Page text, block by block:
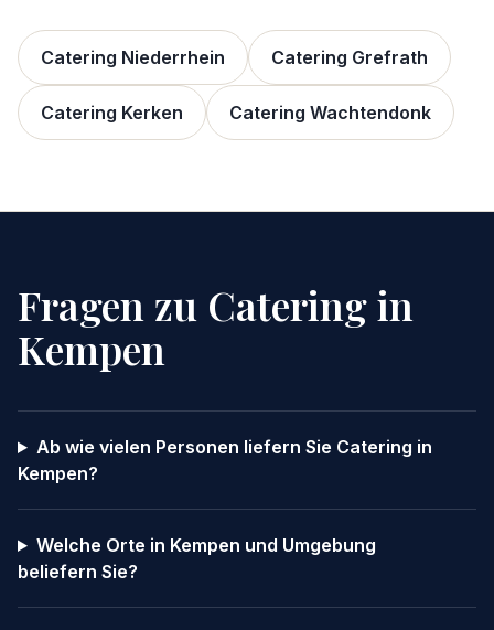
Catering Niederrhein Catering Grefrath
Catering Kerken Catering Wachtendonk
Fragen zu Catering in
Kempen
Ab wie vielen Personen liefern Sie Catering in
Kempen?
Welche Orte in Kempen und Umgebung
beliefern Sie?